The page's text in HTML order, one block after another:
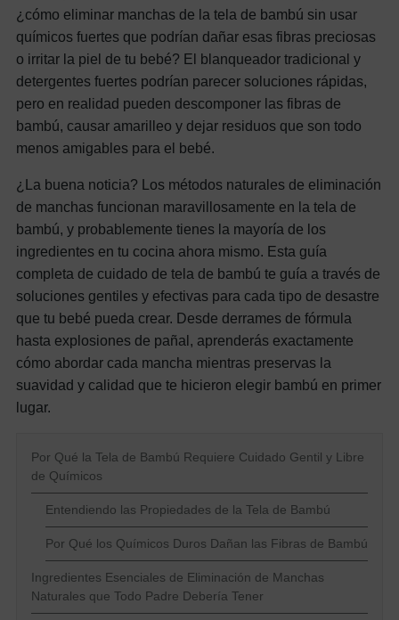
¿cómo eliminar manchas de la tela de bambú sin usar
químicos fuertes que podrían dañar esas fibras preciosas
o irritar la piel de tu bebé? El blanqueador tradicional y
detergentes fuertes podrían parecer soluciones rápidas,
pero en realidad pueden descomponer las fibras de
bambú, causar amarilleo y dejar residuos que son todo
menos amigables para el bebé.
¿La buena noticia? Los métodos naturales de eliminación
de manchas funcionan maravillosamente en la tela de
bambú, y probablemente tienes la mayoría de los
ingredientes en tu cocina ahora mismo. Esta guía
completa de cuidado de tela de bambú te guía a través de
soluciones gentiles y efectivas para cada tipo de desastre
que tu bebé pueda crear. Desde derrames de fórmula
hasta explosiones de pañal, aprenderás exactamente
cómo abordar cada mancha mientras preservas la
suavidad y calidad que te hicieron elegir bambú en primer
lugar.
Por Qué la Tela de Bambú Requiere Cuidado Gentil y Libre
de Químicos
Entendiendo las Propiedades de la Tela de Bambú
Por Qué los Químicos Duros Dañan las Fibras de Bambú
Ingredientes Esenciales de Eliminación de Manchas
Naturales que Todo Padre Debería Tener